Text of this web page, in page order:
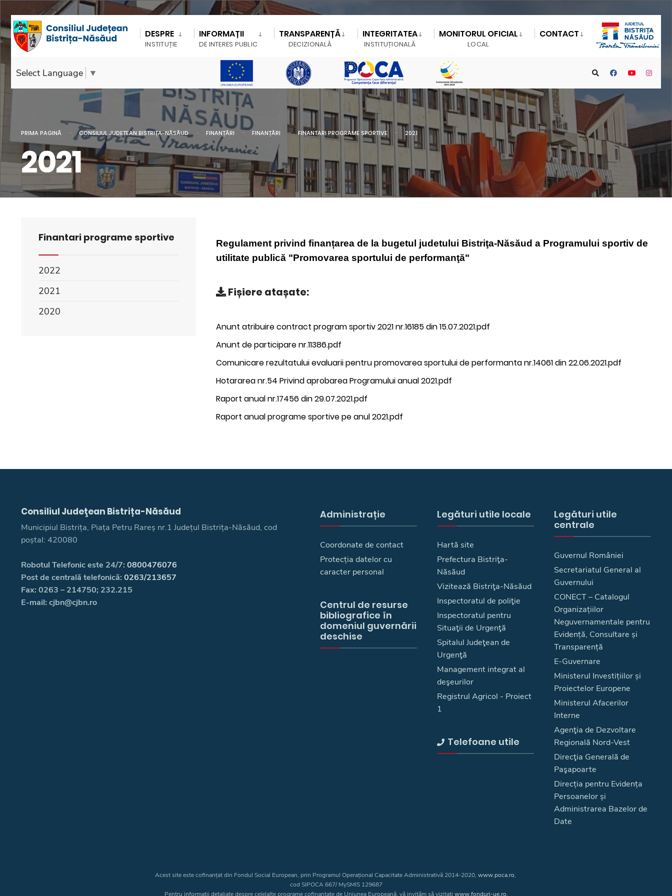
DESPRE
INSTITUȚIE
INFORMAȚII
DE INTERES PUBLIC
TRANSPARENȚĂ
DECIZIONALĂ
INTEGRITATEA
INSTITUȚIONALĂ
MONITORUL OFICIAL
LOCAL
CONTACT
Select Language ▼
PRIMA PAGINĂ CONSILIUL JUDEȚEAN BISTRIȚA-NĂSĂUD FINANȚĂRI FINANȚĂRI FINANTARI PROGRAME SPORTIVE 2021
2021
Regulament privind finanțarea de la bugetul judetului Bistriţa-Năsăud a Programului sportiv de
utilitate publică "Promovarea sportului de performanţă"
Fișiere atașate:
Anunt atribuire contract program sportiv 2021 nr.16185 din 15.07.2021.pdf
Anunt de participare nr.11386.pdf
Comunicare rezultatului evaluarii pentru promovarea sportului de performanta nr.14061 din 22.06.2021.pdf
Hotararea nr.54 Privind aprobarea Programului anual 2021.pdf
Raport anual nr.17456 din 29.07.2021.pdf
Raport anual programe sportive pe anul 2021.pdf
Finantari programe sportive
2022
2021
2020
Consiliul Judeţean Bistrița-Năsăud
Municipiul Bistrița, Piața Petru Rareș nr.1 Județul Bistrița-Năsăud, cod
poștal: 420080
Robotul Telefonic este 24/7: 0800476076
Post de centrală telefonică: 0263/213657
Fax: 0263 – 214750; 232.215
E-mail: cjbn@cjbn.ro
Administrație
Coordonate de contact
Protecția datelor cu
caracter personal
Centrul de resurse
bibliografice în
domeniul guvernării
deschise
Legături utile locale
Hartă site
Prefectura Bistriţa-
Năsăud
Vizitează Bistriţa-Năsăud
Inspectoratul de poliţie
Inspectoratul pentru
Situaţii de Urgenţă
Spitalul Judeţean de
Urgenţă
Management integrat al
deşeurilor
Registrul Agricol - Proiect
1
Telefoane utile
Legături utile
centrale
Guvernul României
Secretariatul General al
Guvernului
CONECT – Catalogul
Organizațiilor
Neguvernamentale pentru
Evidență, Consultare și
Transparență
E-Guvernare
Ministerul Investițiilor și
Proiectelor Europene
Ministerul Afacerilor
Interne
Agenţia de Dezvoltare
Regională Nord-Vest
Direcţia Generală de
Paşapoarte
Direcția pentru Evidența
Persoanelor și
Administrarea Bazelor de
Date
Acest site este cofinanțat din Fondul Social European, prin Programul Operațional Capacitate Administrativă 2014-2020, www.poca.ro,
cod SIPOCA 667/ MySMIS 129687
Pentru informații detaliate despre celelalte programe cofinanțate de Uniunea Europeană, vă invităm să vizitați www.fonduri-ue.ro.